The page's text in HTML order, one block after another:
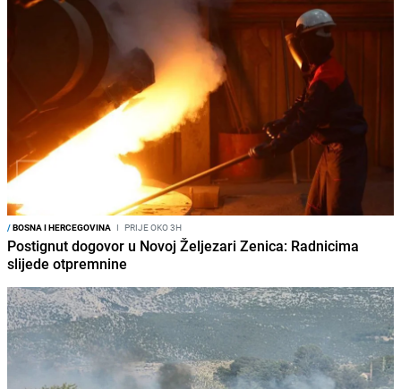
/BOSNA I HERCEGOVINA I PRIJE OKO 3H
Postignut dogovor u Novoj Željezari Zenica: Radnicima
slijede otpremnine